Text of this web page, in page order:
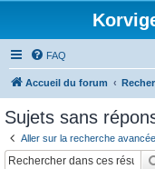
FAQ
Accueil du forum
Sujets sans
Aller sur la recherche avancée